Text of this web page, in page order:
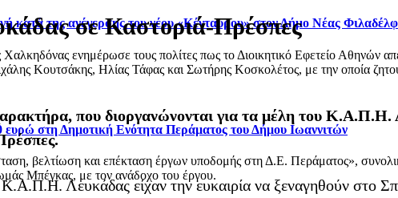
κατά της ανέγερσης του νέου «Κένταυρου» στον Δήμο Νέας
ενημέρωσε τους πολίτες πως το Διοικητικό Εφετείο Αθηνών
Κουτσάκης, Ηλίας Τάφας και Σωτήρης Κοσκολέτος, με την οποία
στη Δημοτική Ενότητα Περάματος του Δήμου Ιωαννιτών
βελτίωση και επέκταση έργων υποδομής στη Δ.Ε. Περάματος»,
Μπέγκας, με τον ανάδοχο του έργου.
σε Καστοριά-Πρέσπες
που διοργανώνονται για τα μέλη του
Λευκάδας είχαν την ευκαιρία να ξεναγηθούν στο